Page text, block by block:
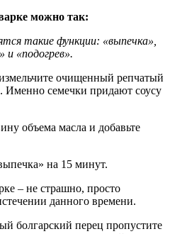
можно так:
такие функции: «выпечка»,
и «подогрев».
очищенный репчатый
Именно семечки придают соусу
объема масла и добавьте
на 15 минут.
– не страшно, просто
данного времени.
болгарский перец пропустите